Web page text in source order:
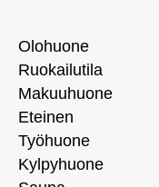
Olohuone
Ruokailutila
Makuuhuone
Eteinen
Työhuone
Kylpyhuone